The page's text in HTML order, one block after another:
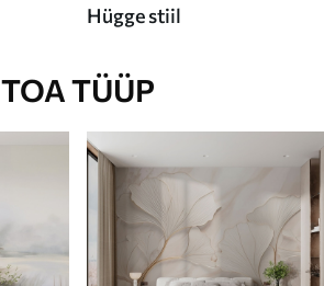
Hügge stiil
TOA TÜÜP